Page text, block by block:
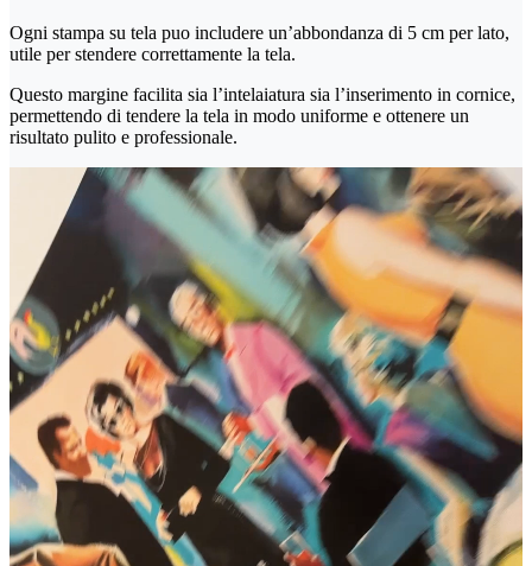
Ogni stampa su tela puo includere un’abbondanza di 5 cm per lato,
utile per stendere correttamente la tela.
Questo margine facilita sia l’intelaiatura sia l’inserimento in cornice,
permettendo di tendere la tela in modo uniforme e ottenere un
risultato pulito e professionale.